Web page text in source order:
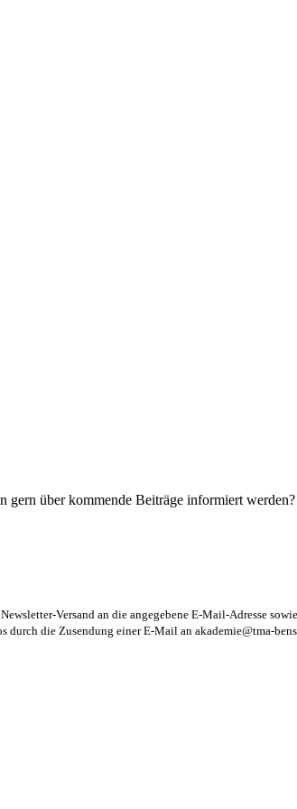
über kommende Beiträge informiert
Versand an die angegebene E-Mail-Adresse
durch die Zusendung einer E-Mail an akademie@tma-